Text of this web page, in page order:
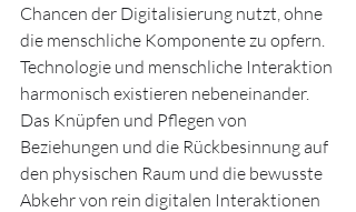
Chancen der Digitalisierung nutzt, ohne
die menschliche Komponente zu opfern.
Technologie und menschliche Interaktion
harmonisch existieren nebeneinander.
Das Knüpfen und Pflegen von
Beziehungen und die Rückbesinnung auf
den physischen Raum und die bewusste
Abkehr von rein digitalen Interaktionen